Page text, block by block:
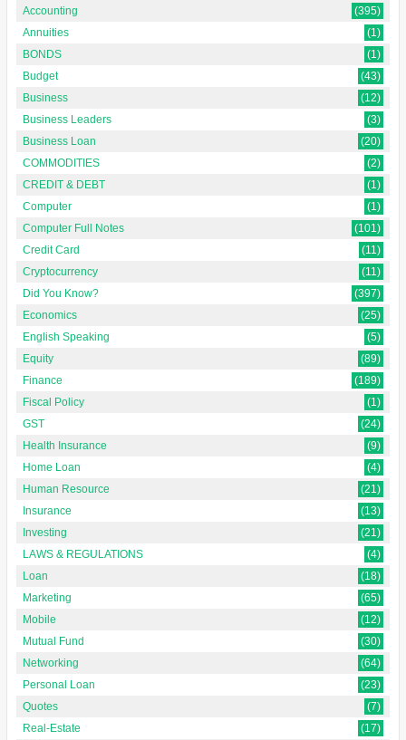
Accounting
(395)
Annuities
(1)
BONDS
(1)
Budget
(43)
Business
(12)
Business Leaders
(3)
Business Loan
(20)
COMMODITIES
(2)
CREDIT & DEBT
(1)
Computer
(1)
Computer Full Notes
(101)
Credit Card
(11)
Cryptocurrency
(11)
Did You Know?
(397)
Economics
(25)
English Speaking
(5)
Equity
(89)
Finance
(189)
Fiscal Policy
(1)
GST
(24)
Health Insurance
(9)
Home Loan
(4)
Human Resource
(21)
Insurance
(13)
Investing
(21)
LAWS & REGULATIONS
(4)
Loan
(18)
Marketing
(65)
Mobile
(12)
Mutual Fund
(30)
Networking
(64)
Personal Loan
(23)
Quotes
(7)
Real-Estate
(17)